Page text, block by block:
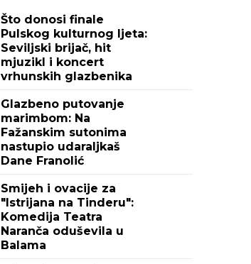
Što donosi finale
Pulskog kulturnog ljeta:
Seviljski brijač, hit
mjuzikl i koncert
vrhunskih glazbenika
Glazbeno putovanje
marimbom: Na
Fažanskim sutonima
nastupio udaraljkaš
Dane Franolić
Smijeh i ovacije za
"Istrijana na Tinderu":
Komedija Teatra
Naranča oduševila u
Balama